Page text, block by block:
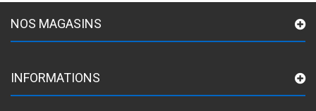
NOS MAGASINS
INFORMATIONS